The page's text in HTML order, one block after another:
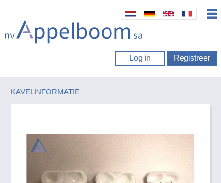
Log in Registreer
KAVELINFORMATIE